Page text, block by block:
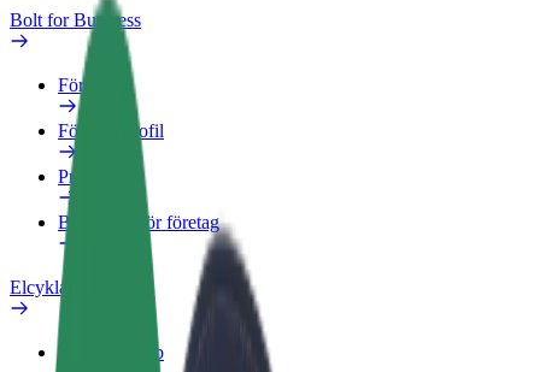
Bolt for Business
Förmåner
Företagsprofil
Produkter
Bolt Food för företag
Elcyklar
Säkerhetslabb